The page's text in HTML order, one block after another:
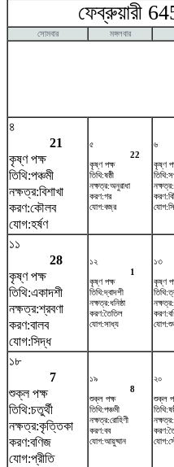
সোমবার মঙ্গলবার
৪
21
কৃষ্ণ পক্ষ
তিথি:পঞ্চমী
নক্ষত্র:বিশাখা
করণ:কৌলব
যোগ:হর্ষণ
৫
22
কৃষ্ণ পক্ষ
তিথি:ষষ্ঠী
নক্ষত্র:অনুরাধা
করণ:গর
যোগ:বজ্র
৬
কৃষ্ণ
১১
28
কৃষ্ণ পক্ষ
তিথি:একাদশী
নক্ষত্র:শ্রবণা
করণ:বালব
যোগ:সিদ্ধ
১২
1
কৃষ্ণ পক্ষ
তিথি:দ্বাদশী
নক্ষত্র:ধনিষ্ঠা
করণ:তৈতিল
যোগ:সাধ্য
১৩
কৃষ্ণ
১৮
7
শুক্ল পক্ষ
তিথি:চতুর্থী
নক্ষত্র:কৃত্তিকা
করণ:বণিজ
যোগ:প্রীতি
১৯
8
শুক্ল পক্ষ
তিথি:পঞ্চমী
নক্ষত্র:রোহিণী
করণ:বব
যোগ:আয়ুষ্মান
২০
শুক্ল